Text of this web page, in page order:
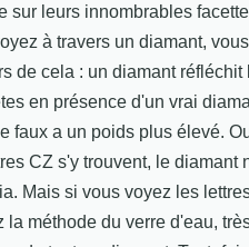
sur leurs innombrables
à travers un diamant,
de cela : un diamant
en présence d'un vrai
faux a un poids plus élevé.
CZ s'y trouvent, le
Mais si vous voyez les
la méthode du verre d'eau,